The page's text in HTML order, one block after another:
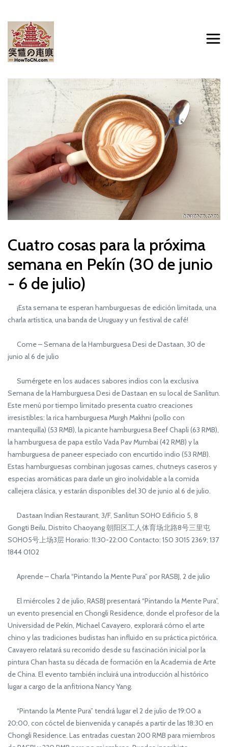
Cuatro cosas para la próxima
semana en Pekín (30 de junio
- 6 de julio)
¡Esta semana te esperan hamburguesas de edición limitada, una
charla artística, una banda de Uruguay y un festival de café!
Come – Semana de la Hamburguesa Desi de Dastaan, 30 de
junio al 6 de julio
Sumérgete en los audaces sabores indios con la exclusiva
Semana de la Hamburguesa Desi de Dastaan en su local de Sanlitun.
Este menú por tiempo limitado presenta cuatro creaciones
irresistibles: la rica hamburguesa Murgh Makhni (pollo con
mantequilla) (53 RMB), la picante hamburguesa Beef Chapli (63 RMB),
la hamburguesa de papa estilo Vada Pav Mumbai (42 RMB) y la
hamburguesa de paneer especiado con encurtido indio (53 RMB).
Estas hamburguesas combinan jugosas carnes, chutneys caseros y
especias aromáticas para darle un giro inolvidable a la comida
callejera clásica, y estarán disponibles del 30 de junio al 6 de julio.
Dastaan Indian Restaurant, 3/F, Sanlitun SOHO Edificio 5, 8
Gongti Beilu, Distrito Chaoyang 朝阳区工人体育场北路8号三里屯
SOHO5号上场3层 Horario: 11:30-22:00 Contacto: 150 3015 2369; 137
1844 0102
Aprende – Charla “Pintando la Mente Pura” por RASBJ, 2 de julio
El miércoles 2 de julio, RASBJ presentará “Pintando la Mente Pura”,
un evento presencial en Chongli Residence, donde el profesor de la
Universidad de Pekín, Michael Cavayero, explorará cómo el arte
chino y las tradiciones budistas han influido en su práctica pictórica.
Cavayero relatará su recorrido desde su fascinación inicial por la
pintura Chan hasta su década de formación en la Academia de Arte
de China. El evento también incluirá una introducción al histórico
lugar a cargo de la anfitriona Nancy Yang.
“Pintando la Mente Pura” tendrá lugar el 2 de julio de 19:00 a
20:00, con cóctel de bienvenida y canapés a partir de las 18:30 en
Chongli Residence. Las entradas cuestan 200 RMB para miembros